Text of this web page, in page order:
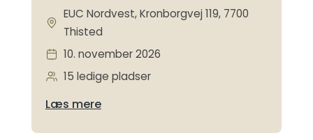
EUC Nordvest, Kronborgvej 119, 7700
Thisted
10. november 2026
15 ledige pladser
Læs mere